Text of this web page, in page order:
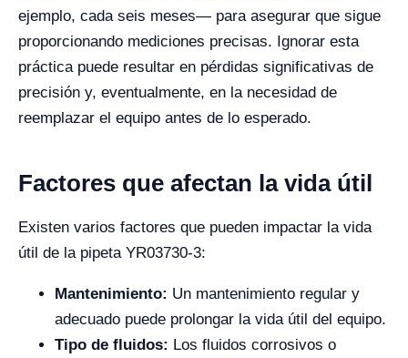
ejemplo, cada seis meses— para asegurar que sigue
proporcionando mediciones precisas. Ignorar esta
práctica puede resultar en pérdidas significativas de
precisión y, eventualmente, en la necesidad de
reemplazar el equipo antes de lo esperado.
Factores que afectan la vida útil
Existen varios factores que pueden impactar la vida
útil de la pipeta YR03730-3:
Mantenimiento: Un mantenimiento regular y
adecuado puede prolongar la vida útil del equipo.
Tipo de fluidos: Los fluidos corrosivos o